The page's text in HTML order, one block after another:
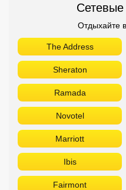
Отдыхайте
The Address
Sheraton
Ramada
Novotel
Marriott
Ibis
Fairmont